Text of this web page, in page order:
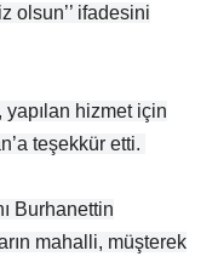
olsun’’ ifadesini
hizmet için
teşekkür etti.
Burhanettin
mahalli, müşterek